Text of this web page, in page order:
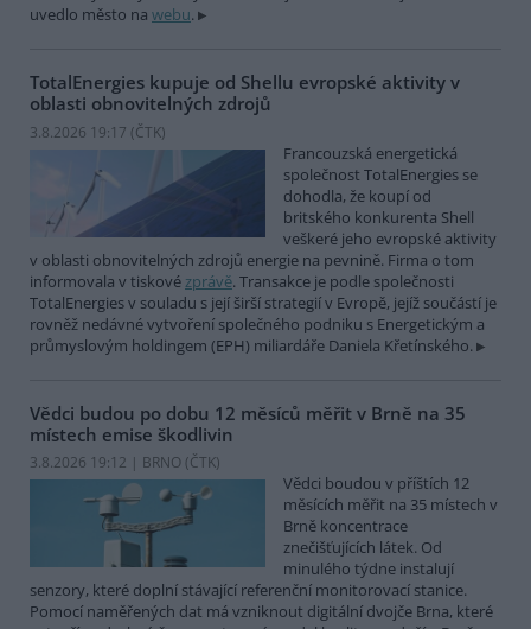
uvedlo město na webu.
TotalEnergies kupuje od Shellu evropské aktivity v
oblasti obnovitelných zdrojů
3.8.2026 19:17 (ČTK)
Francouzská energetická
společnost TotalEnergies se
dohodla, že koupí od
britského konkurenta Shell
veškeré jeho evropské aktivity
v oblasti obnovitelných zdrojů energie na pevnině. Firma o tom
informovala v tiskovézprávě. Transakce je podle společnosti
TotalEnergies v souladu s její širší strategií v Evropě, jejíž součástí je
rovněž nedávné vytvoření společného podniku s Energetickým a
průmyslovým holdingem (EPH) miliardáře Daniela Křetínského.
Vědci budou po dobu 12 měsíců měřit v Brně na 35
místech emise škodlivin
3.8.2026 19:12 | BRNO (ČTK)
Vědci boudou v příštích 12
měsících měřit na 35 místech v
Brně koncentrace
znečišťujících látek. Od
minulého týdne instalují
senzory, které doplní stávající referenční monitorovací stanice.
Pomocí naměřených dat má vzniknout digitální dvojče Brna, které